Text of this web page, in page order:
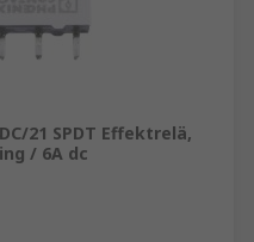
21 SPDT Effektrelä,
/ 6A dc